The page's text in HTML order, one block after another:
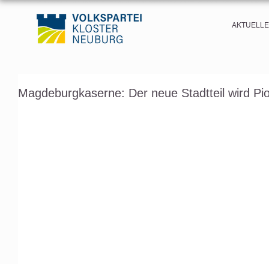
Magdeburgkaserne: Der neue Stadtteil wird